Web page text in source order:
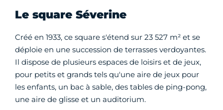
Le square Séverine
Créé en 1933, ce square s'étend sur 23 527 m² et se
déploie en une succession de terrasses verdoyantes.
Il dispose de plusieurs espaces de loisirs et de jeux,
pour petits et grands tels qu'une aire de jeux pour
les enfants, un bac à sable, des tables de ping-pong,
une aire de glisse et un auditorium.